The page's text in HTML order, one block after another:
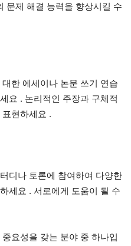
문제 해결 능력을 향상시킬 수
한 에세이나 논문 쓰기 연습
요 . 논리적인 주장과 구체적
현하세요 .
디나 토론에 참여하여 다양한
세요 . 서로에게 도움이 될 수
요성을 갖는 분야 중 하나입